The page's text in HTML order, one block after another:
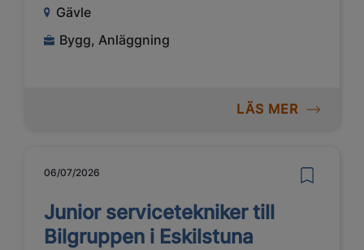
Gävle
Bygg, Anläggning
LÄS MER
06/07/2026
Junior servicetekniker till
Bilgruppen i Eskilstuna